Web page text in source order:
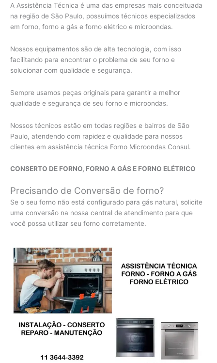
A Assistência Técnica é uma das empresas mais conceituada
na região de São Paulo, possuímos técnicos especializados
em forno, forno a gás e forno elétrico e microondas.
Nossos equipamentos são de alta tecnologia, com isso
facilitando para encontrar o problema de seu forno e
solucionar com qualidade e segurança.
Sempre usamos peças originais para garantir a melhor
qualidade e segurança de seu forno e microondas.
Nossos técnicos estão em todas regiões e bairros de São
Paulo, atendendo com rapidez e qualidade para nossos
clientes em assistência técnica Forno Microondas Consul.
CONSERTO DE FORNO, FORNO A GÁS E FORNO ELÉTRICO
Precisando de Conversão de forno?
Se o seu forno não está configurado para gás natural, solicite
uma conversão na nossa central de atendimento para que
você possa utilizar seu forno corretamente.